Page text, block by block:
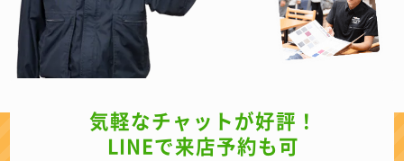
気軽なチャットが好評！
LINEで来店予約も可